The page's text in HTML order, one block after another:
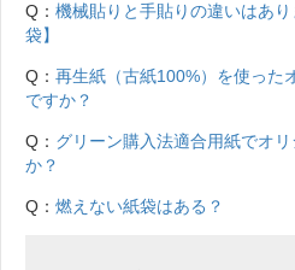
Q： 機械貼りと手貼りの違いはあ
袋】
Q： 再生紙（古紙100%）を使った
ですか？
Q： グリーン購入法適合用紙でオ
か？
Q： 燃えない紙袋はある？